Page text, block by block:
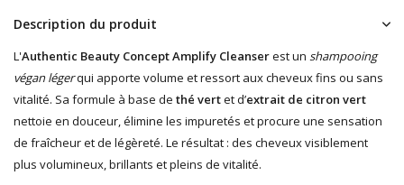
Description du produit
L'Authentic Beauty Concept Amplify Cleanserest un shampooing
végan légerqui apporte volume et ressort aux cheveux fins ou sans
vitalité. Sa formule à base de thé vertet d’extrait de citron vert
nettoie en douceur, élimine les impuretés et procure une sensation
de fraîcheur et de légèreté. Le résultat : des cheveux visiblement
plus volumineux, brillants et pleins de vitalité.